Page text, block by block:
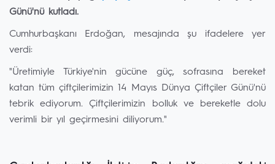
Günü'nü kutladı.
Cumhurbaşkanı Erdoğan, mesajında şu ifadelere yer
verdi:
"Üretimiyle Türkiye'nin gücüne güç, sofrasına bereket
katan tüm çiftçilerimizin 14 Mayıs Dünya Çiftçiler Günü'nü
tebrik ediyorum. Çiftçilerimizin bolluk ve bereketle dolu
verimli bir yıl geçirmesini diliyorum."